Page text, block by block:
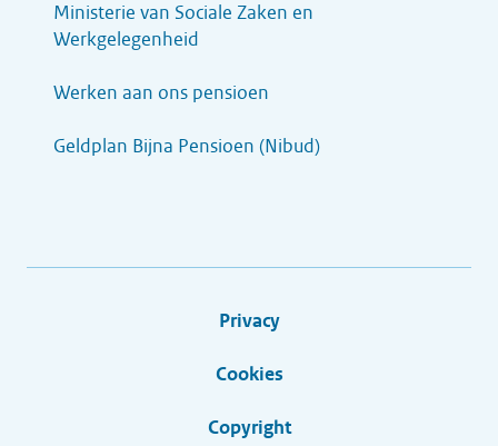
Ministerie van Sociale Zaken en
Werkgelegenheid
Werken aan ons pensioen
Geldplan Bijna Pensioen (Nibud)
Privacy
Cookies
Copyright